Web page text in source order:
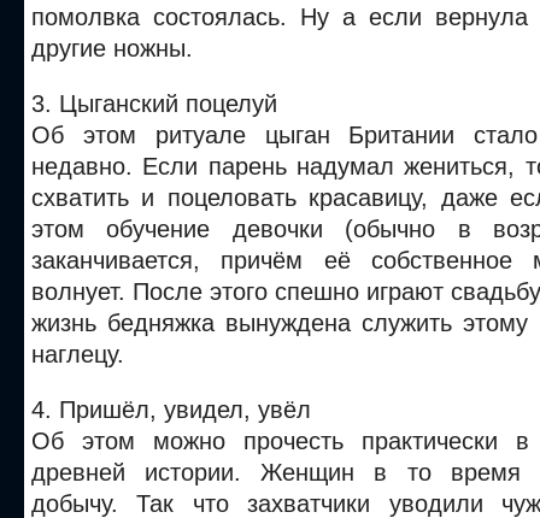
помолвка состоялась. Ну а если вернула
другие ножны.
3. Цыганский поцелуй
Об этом ритуале цыган Британии
недавно. Если парень надумал жениться,
схватить и поцеловать красавицу, даже
этом обучение девочки (обычно в
заканчивается, причём её собственное
волнует. После этого спешно играют
жизнь бедняжка вынуждена служить
наглецу.
4. Пришёл, увидел, увёл
Об этом можно прочесть практически
древней истории. Женщин в то время
добычу. Так что захватчики уводили